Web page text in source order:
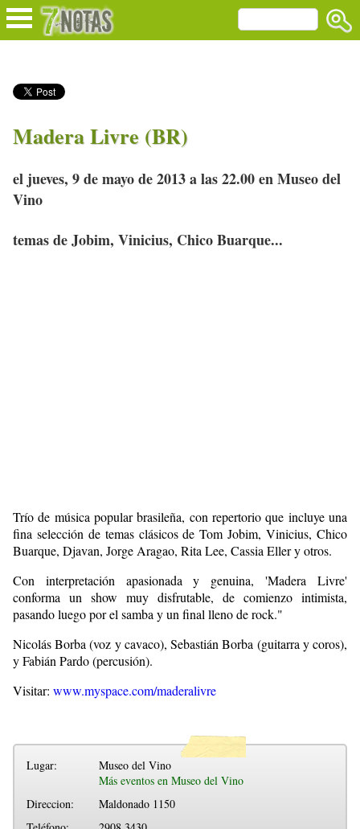
Madera Livre (BR)
el jueves, 9 de mayo de 2013 a las 22.00 en Museo del
Vino
temas de Jobim, Vinicius, Chico Buarque...
Trío de música popular brasileña, con repertorio que incluye una
fina selección de temas clásicos de Tom Jobim, Vinicius, Chico
Buarque, Djavan, Jorge Aragao, Rita Lee, Cassia Eller y otros.
Con interpretación apasionada y genuina, 'Madera Livre'
conforma un show muy disfrutable, de comienzo intimista,
pasando luego por el samba y un final lleno de rock."
Nicolás Borba (voz y cavaco), Sebastián Borba (guitarra y coros),
y Fabián Pardo (percusión).
Visitar: www.myspace.com/maderalivre
Lugar:
Museo del Vino
Más eventos en Museo del Vino
Direccion:
Maldonado 1150